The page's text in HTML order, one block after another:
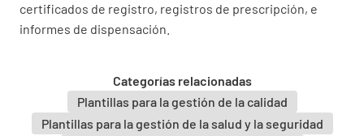
certificados de registro, registros de prescripción, e
informes de dispensación.
Categorías relacionadas
Plantillas para la gestión de la calidad
Plantillas para la gestión de la salud y la seguridad
SÍ NO
¿Se depositan en el dispensario todos los
medicamentos sin receta que contienen